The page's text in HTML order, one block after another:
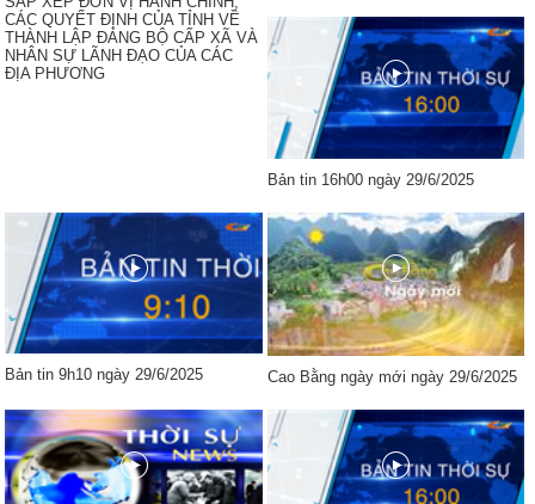
CÁC QUYẾT ĐỊNH CỦA TỈNH VỀ
THÀNH LẬP ĐẢNG BỘ CẤP XÃ VÀ
NHÂN SỰ LÃNH ĐẠO CỦA CÁC
ĐỊA PHƯƠNG
Bản tin 16h00 ngày 29/6/2025
Bản tin 9h10 ngày 29/6/2025 Cao Bằng ngày mới ngày 29/6/2025